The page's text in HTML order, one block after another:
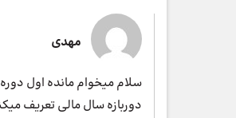
مهدی
سلام میخوام مانده اول
دوربازه سال مالی تعریف